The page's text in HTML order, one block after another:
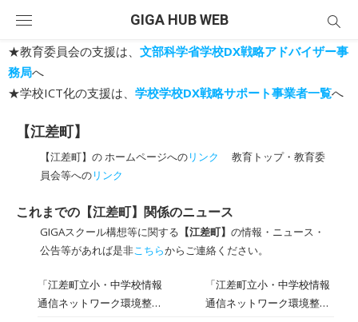
content
GIGA HUB WEB
★教育委員会の支援は、 文部科学省学校DX戦略アドバイザー事
務局へ
★学校ICT化の支援は、 学校学校DX戦略サポート事業者一覧へ
【江差町】
【江差町】の ホームページへのリンク
教育トップ・教育委
員会等へのリンク
これまでの【江差町】関係のニュース
GIGAスクール構想等に関する 【江差町】 の情報・ニュース・
公告等があれば是非こちらからご連絡ください。
「江差町立小・中学校情報
通信ネットワーク環境整備
「江差町立小・中学校情報
通信ネットワーク環境整備